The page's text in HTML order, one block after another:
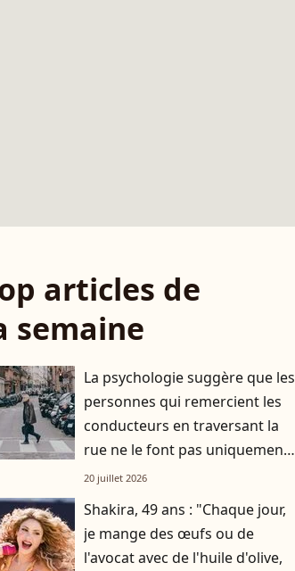
articles de
semaine
La psychologie suggère que les
personnes qui remercient les
conducteurs en traversant la
rue ne le font pas uniquement
par gratitude
20 juillet 2026
Shakira, 49 ans : "Chaque jour,
je mange des œufs ou de
l'avocat avec de l'huile d'olive,